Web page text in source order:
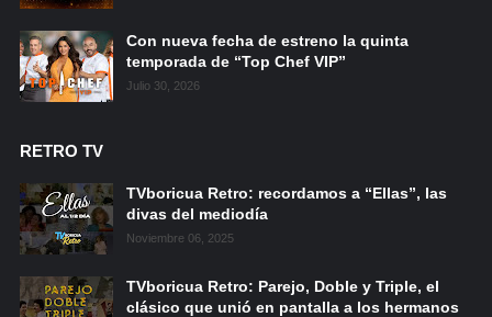
Con nueva fecha de estreno la quinta
temporada de “Top Chef VIP”
Julio 30, 2026
RETRO TV
TVboricua Retro: recordamos a “Ellas”, las
divas del mediodía
Noviembre 06, 2025
TVboricua Retro: Parejo, Doble y Triple, el
clásico que unió en pantalla a los hermanos